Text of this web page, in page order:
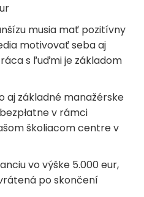
musia mať pozitívny
motivovať seba aj
s ľuďmi je základom
aj základné manažérske
v rámci
školiacom centre v
vo výške 5.000 eur,
po skončení